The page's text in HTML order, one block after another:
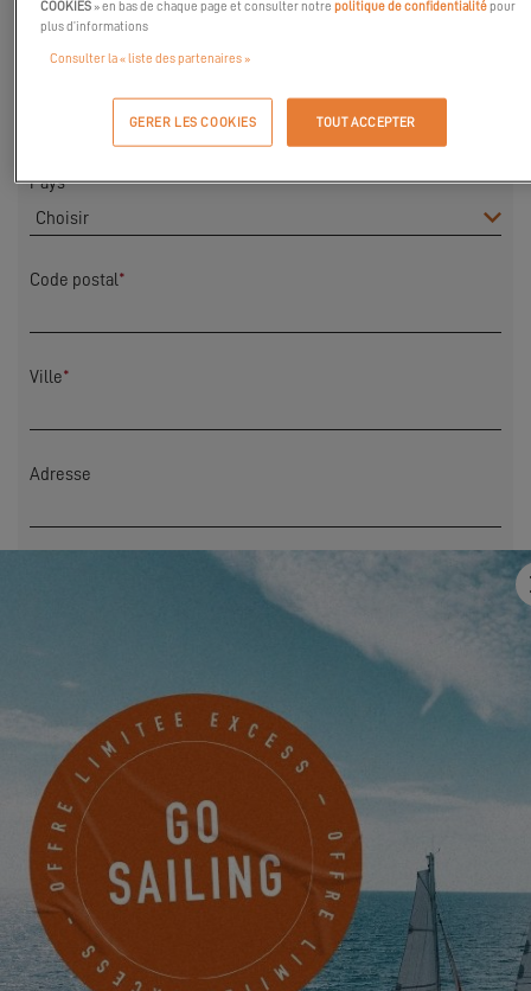
Pays*
Code postal*
Ville*
Adresse
Quelque chose à nous partager ?
Je souhaite être tenu informé des actualités, évènements et
offres d'EXCESS par voie électronique.
COOKIES » en bas de chaque page et consulter notrepolitique de confidentialitépour
plus d’informations
Consulter la « liste des partenaires »
GERER LES COOKIES TOUT ACCEPTER